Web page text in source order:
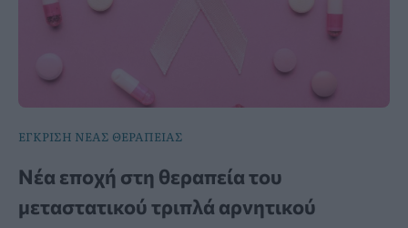
ΕΓΚΡΙΣΗ ΝΕΑΣ ΘΕΡΑΠΕΙΑΣ
Νέα εποχή στη θεραπεία του
μεταστατικού τριπλά αρνητικού